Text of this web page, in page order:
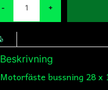
- +
Beskrivning
Motorfäste bussning 28 x